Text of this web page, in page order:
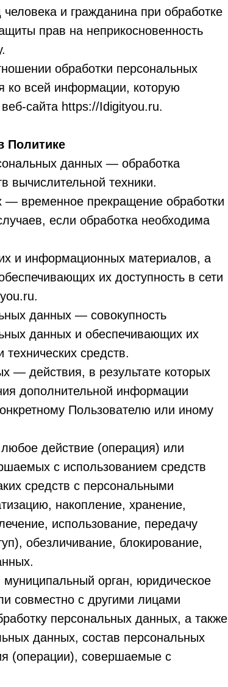
и гражданина при обработке
прав на неприкосновенность
обработки персональных
ко всей информации, которую
сайта https://Idigityou.ru.
Политике
данных — обработка
вычислительной техники.
временное прекращение обработки
если обработка необходима
и информационных материалов, а
их доступность в сети
данных — совокупность
данных и обеспечивающих их
средств.
— действия, в результате которых
дополнительной информации
Пользователю или иному
действие (операция) или
с использованием средств
средств с персональными
накопление, хранение,
использование, передачу
обезличивание, блокирование,
орган, юридическое
совместно с другими лицами
персональных данных, а также
данных, состав персональных
(операции), совершаемые с